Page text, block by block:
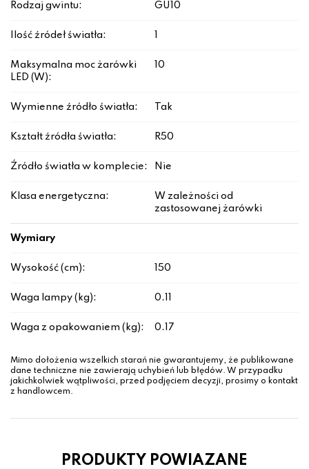
Rodzaj gwintu: GU10
Ilość źródeł światła:
Maksymalna moc żarówki
LED (W):
10
Wymienne źródło światła: Tak
Kształt źródła światła: R50
Źródło światła w komplecie: Nie
Klasa energetyczna:
W zależności od
zastosowanej żarówki
Wymiary
Wysokość (cm): 150
Waga lampy (kg): 0.11
Waga z opakowaniem (kg): 0.17
Mimo dołożenia wszelkich starań nie gwarantujemy, że publikowane
dane techniczne nie zawierają uchybień lub błędów. W przypadku
jakichkolwiek wątpliwości, przed podjęciem decyzji, prosimy o kontakt
z handlowcem.
PRODUKTY POWIAZANE